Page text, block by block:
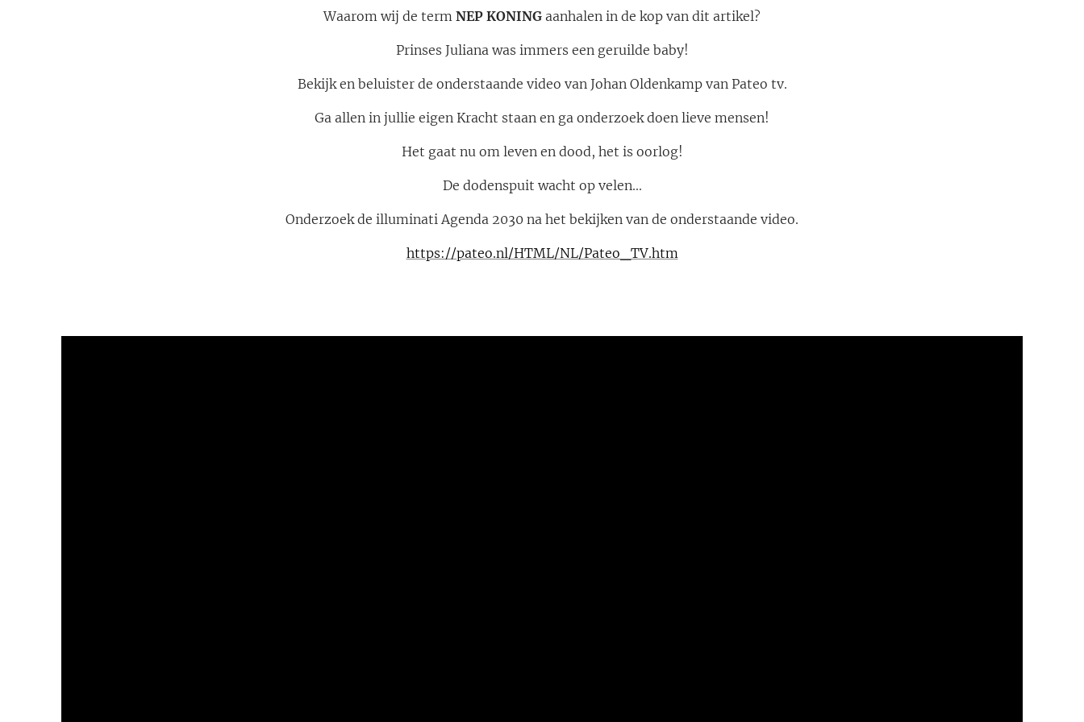
Waarom wij de term NEP KONING aanhalen in de kop van dit artikel?
Prinses Juliana was immers een geruilde baby!
Bekijk en beluister de onderstaande video van Johan Oldenkamp van Pateo tv.
Ga allen in jullie eigen Kracht staan en ga onderzoek doen lieve mensen!
Het gaat nu om leven en dood, het is oorlog!
De dodenspuit wacht op velen...
Onderzoek de illuminati Agenda 2030 na het bekijken van de onderstaande video.
https://pateo.nl/HTML/NL/Pateo_TV.htm